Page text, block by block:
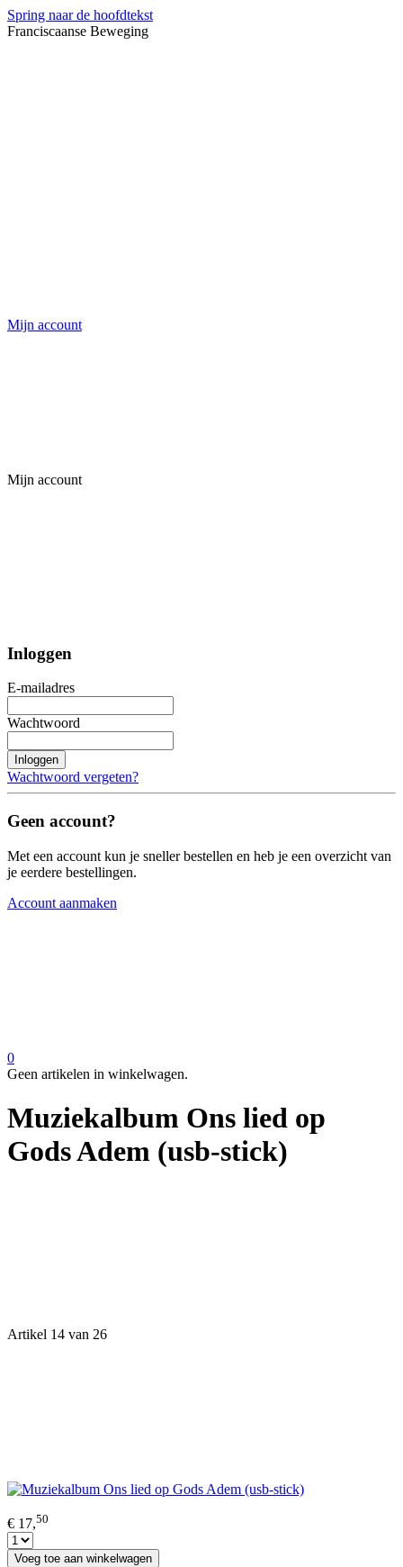
Spring naar de hoofdtekst
Franciscaanse Beweging
Mijn account
Mijn account
Inloggen
E-mailadres
Wachtwoord
Inloggen
Wachtwoord vergeten?
Geen account?
Met een account kun je sneller bestellen en heb je een overzicht van
je eerdere bestellingen.
Account aanmaken
0
Geen artikelen in winkelwagen.
Muziekalbum Ons lied op
Gods Adem (usb-stick)
Artikel 14 van 26
€ 17,50
Voeg toe aan winkelwagen